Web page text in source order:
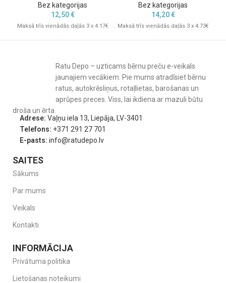
Bez kategorijas
12,50€
Maksā trīs vienādās daļās 3 x 4.17€
Bez kategorijas
14,20€
Maksā trīs vienādās daļās 3 x 4.73€
Ratu Depo – uzticams bērnu preču e-veikals
jaunajiem vecākiem. Pie mums atradīsiet bērnu
ratus, autokrēsliņus, rotaļlietas, barošanas un
aprūpes preces. Viss, lai ikdiena ar mazuli būtu
droša un ērta.
Adrese: Vaļņu iela 13, Liepāja, LV-3401
Telefons: +371 291 27 701
E-pasts: info@ratudepo.lv
SAITES
Sākums
Par mums
Veikals
Kontakti
INFORMĀCIJA
Privātuma politika
Lietošanas noteikumi